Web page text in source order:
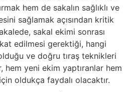
hem de sakalın sağlıklı ve
sağlamak açısından kritik
sakal ekimi sonrası
edilmesi gerektiği, hangi
ve doğru tıraş teknikleri
hem yeni ekim yaptıranlar hem
oldukça faydalı olacaktır.